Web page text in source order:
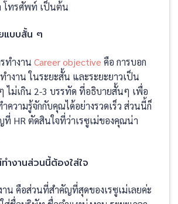
โทรศัพท์ เป็นต้น
แบบสั้น ๆ
ทำงาน Career objective คือ การบอก
ำงาน ในระยะสั้น และระยะยาวเป็น
ไม่เกิน 2-3 บรรทัด ที่อธิบายสั้นๆ เพื่อ
ความรู้จักกับคุณได้อย่างรวดเร็ว ส่วนนี้ก็
HR ตัดสินใจที่ว่าเรซูเม่ของคุณน่า
ำงานส่วนนี้ต้องใส่ใจ
น คือส่วนที่สำคัญที่สุดของเรซูเม่เลยค่ะ